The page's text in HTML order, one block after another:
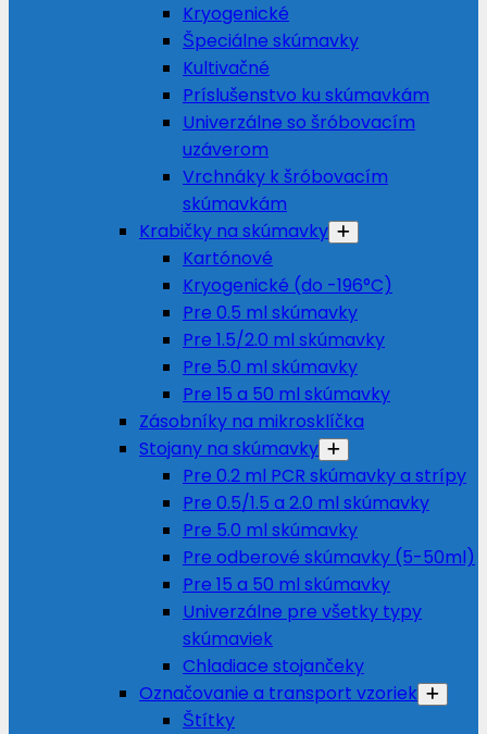
Kryogenické
Špeciálne skúmavky
Kultivačné
Príslušenstvo ku skúmavkám
Univerzálne so šróbovacím
uzáverom
Vrchnáky k šróbovacím
skúmavkám
Krabičky na skúmavky
Kartónové
Kryogenické (do -196°C)
Pre 0.5 ml skúmavky
Pre 1.5/2.0 ml skúmavky
Pre 5.0 ml skúmavky
Pre 15 a 50 ml skúmavky
Zásobníky na mikrosklíčka
Stojany na skúmavky
Pre 0.2 ml PCR skúmavky a strípy
Pre 0.5/1.5 a 2.0 ml skúmavky
Pre 5.0 ml skúmavky
Pre odberové skúmavky (5-50ml)
Pre 15 a 50 ml skúmavky
Univerzálne pre všetky typy
skúmaviek
Chladiace stojančeky
Označovanie a transport vzoriek
Štítky